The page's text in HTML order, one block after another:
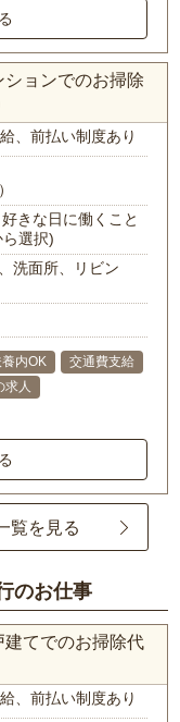
ョンでのお掃除
、前払い制度あり
きな日に働くこと
選択)
洗面所、リビン
内OK
交通費支給
求人
覧を見る
のお仕事
てでのお掃除代
給、前払い制度あり